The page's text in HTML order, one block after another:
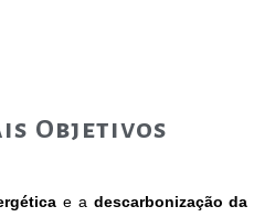
Objetivos
e a descarbonização da